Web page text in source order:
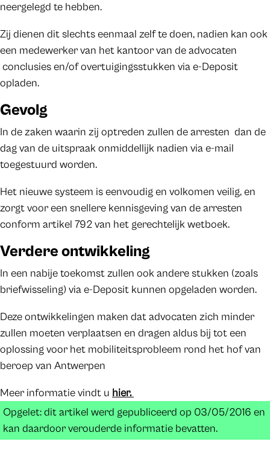
neergelegd te hebben.
Zij dienen dit slechts eenmaal zelf te doen, nadien kan ook
een medewerker van het kantoor van de advocaten
conclusies en/of overtuigingsstukken via e-Deposit
opladen.
Gevolg
In de zaken waarin zij optreden zullen de arresten dan de
dag van de uitspraak onmiddellijk nadien via e-mail
toegestuurd worden.
Het nieuwe systeem is eenvoudig en volkomen veilig, en
zorgt voor een snellere kennisgeving van de arresten
conform artikel 792 van het gerechtelijk wetboek.
Verdere ontwikkeling
In een nabije toekomst zullen ook andere stukken (zoals
briefwisseling) via e-Deposit kunnen opgeladen worden.
Deze ontwikkelingen maken dat advocaten zich minder
zullen moeten verplaatsen en dragen aldus bij tot een
oplossing voor het mobiliteitsprobleem rond het hof van
beroep van Antwerpen
Meer informatie vindt u hier.
Opgelet: dit artikel werd gepubliceerd op 03/05/2016 en
kan daardoor verouderde informatie bevatten.